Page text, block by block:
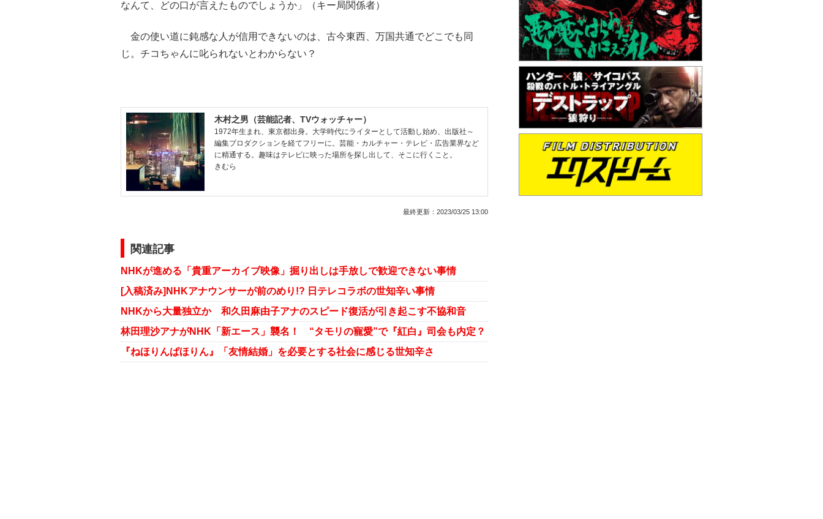
なんて、どの口が言えたものでしょうか」（キー局関係者）
金の使い道に鈍感な人が信用できないのは、古今東西、万国共通でどこでも同
じ。チコちゃんに叱られないとわからない？
木村之男（芸能記者、TVウォッチャー）
1972年生まれ、東京都出身。大学時代にライターとして活動し始め、出版社～
編集プロダクションを経てフリーに。芸能・カルチャー・テレビ・広告業界など
に精通する。趣味はテレビに映った場所を探し出して、そこに行くこと。
きむら
最終更新： 2023/03/25 13:00
関連記事
NHKが進める「貴重アーカイブ映像」掘り出しは手放しで歓迎できない事情
[入稿済み]NHKアナウンサーが前のめり!? 日テレコラボの世知辛い事情
NHKから大量独立か 和久田麻由子アナのスピード復活が引き起こす不協和音
林田理沙アナがNHK「新エース」襲名！ “タモリの寵愛”で『紅白』司会も内定？
『ねほりんぱほりん』「友情結婚」を必要とする社会に感じる世知辛さ